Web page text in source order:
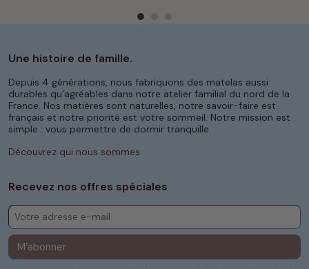
Une histoire de famille.
Depuis 4 générations, nous fabriquons des matelas aussi
durables qu’agréables dans notre atelier familial du nord de la
France. Nos matières sont naturelles, notre savoir-faire est
français et notre priorité est votre sommeil. Notre mission est
simple : vous permettre de dormir tranquille.
Découvrez qui nous sommes
Recevez nos offres spéciales
M’abonner